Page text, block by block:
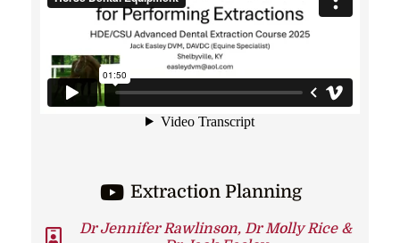
Extraction Planning
Dr Jennifer Rawlinson, Dr Molly Rice &